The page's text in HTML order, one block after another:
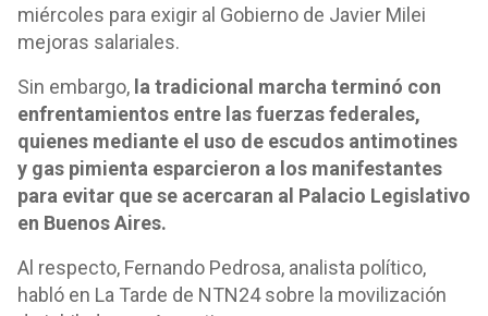
miércoles para exigir al Gobierno de Javier Milei
mejoras salariales.
Sin embargo, la tradicional marcha terminó con
enfrentamientos entre las fuerzas federales,
quienes mediante el uso de escudos antimotines
y gas pimienta esparcieron a los manifestantes
para evitar que se acercaran al Palacio Legislativo
en Buenos Aires.
Al respecto, Fernando Pedrosa, analista político,
habló en La Tarde de NTN24 sobre la movilización